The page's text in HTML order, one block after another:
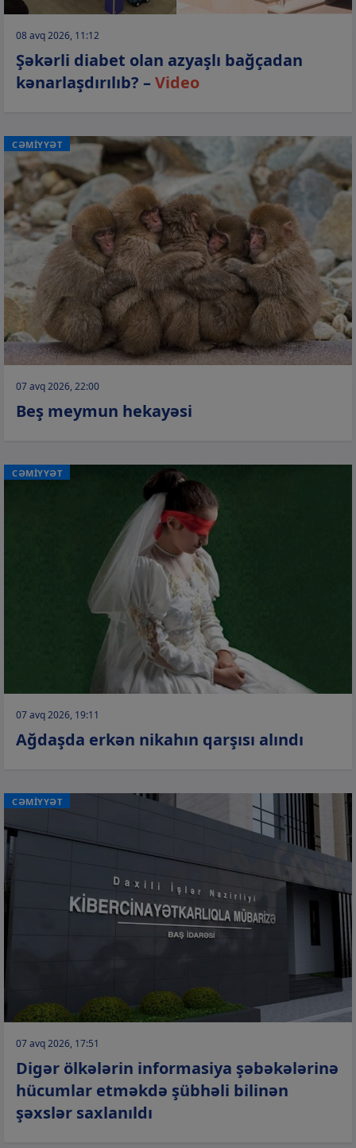
08 avq 2026, 11:12
Şəkərli diabet olan azyaşlı bağçadan
kənarlaşdırılıb? –Video
CƏMİYYƏT
07 avq 2026, 22:00
Beş meymun hekayəsi
CƏMİYYƏT
07 avq 2026, 19:11
Ağdaşda erkən nikahın qarşısı alındı
CƏMİYYƏT
07 avq 2026, 17:51
Digər ölkələrin informasiya şəbəkələrinə
hücumlar etməkdə şübhəli bilinən
şəxslər saxlanıldı